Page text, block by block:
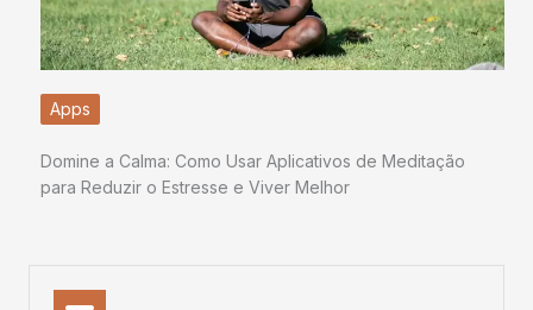
Apps
Domine a Calma: Como Usar Aplicativos de Meditação
para Reduzir o Estresse e Viver Melhor